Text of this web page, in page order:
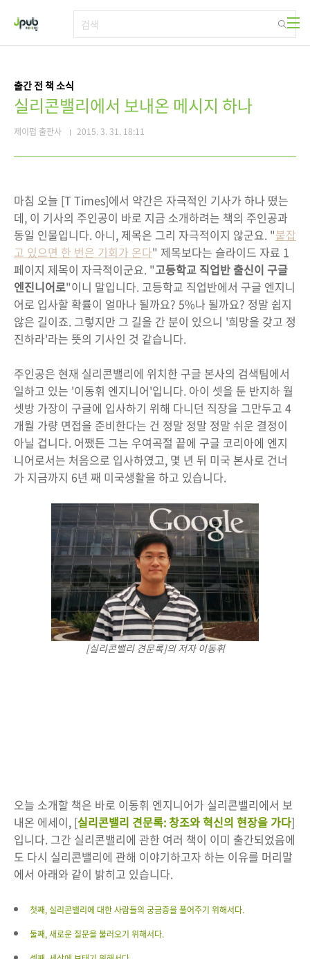
출간 전 책 소식
실리콘밸리에서 보내온 메시지 하나
제이펍 출판사 2015. 3. 31. 18:11
마침 오늘 [T Times]에서 약간은 자극적인 기사가 하나 떴는
데, 이 기사의 주인공이 바로 지금 소개하려는 책의 주인공과
동일 인물입니다. 아니, 제목은 그리 자극적이지 않군요. "붙잡
고 있으면 한 번은 기회가 온다" 제목보다는 슬라이드 자료 1
페이지 제목이 자극적이군요. "고등학교 직업반 출신이 구글
엔진니어로"이니 말입니다. 고등학교 직업반에서 구글 엔지니
어로 입사할 확률이 얼마나 될까요? 5%나 될까요? 정말 쉽지
않은 길이죠. 그렇지만 그 길을 간 분이 있으니 '희망을 갖고 정
진하라'라는 뜻의 기사인 것 같습니다.
주인공은 현재 실리콘밸리에 위치한 구글 본사의 검색팀에서
일하고 있는 '이동휘 엔지니어'입니다. 아이 셋을 둔 반지하 월
셋방 가장이 구글에 입사하기 위해 다니던 직장을 그만두고 4
개월 가량 면접을 준비한다는 건 정말 정말 정말 쉬운 결정이
아닐 겁니다. 어쨌든 그는 우여곡절 끝에 구글 코리아에 엔지
니어로서는 처음으로 입사하였고, 몇 년 뒤 미국 본사로 건너
가 지금까지 6년 째 미국생활을 하고 있습니다.
[실리콘밸리 견문록]의 저자 이동휘
오늘 소개할 책은 바로 이동휘 엔지니어가 실리콘밸리에서 보
내온 에세이, [실리콘밸리 견문록: 창조와 혁신의 현장을 가다]
입니다. 그간 실리콘밸리에 관한 여러 책이 이미 출간되었음에
도 다시 실리콘밸리에 관해 이야기하고자 하는 이유를 머리말
에서 아래와 같이 밝히고 있습니다.
첫째, 실리콘밸리에 대한 사람들의 궁금증을 풀어주기 위해서다.
둘째, 새로운 질문을 불러오기 위해서다.